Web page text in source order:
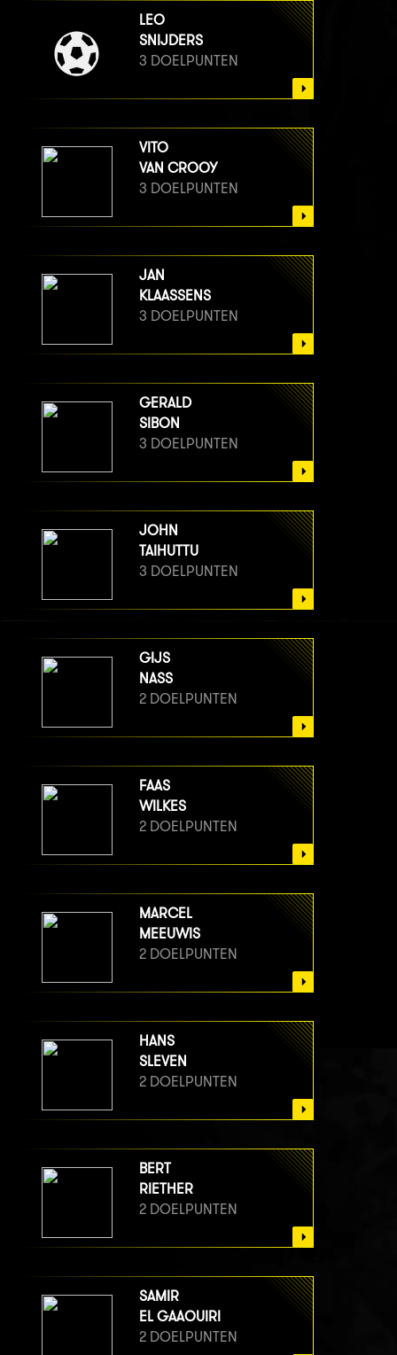
LEO
SNIJDERS
3 DOELPUNTEN
VITO
VAN CROOY
3 DOELPUNTEN
JAN
KLAASSENS
3 DOELPUNTEN
GERALD
SIBON
3 DOELPUNTEN
JOHN
TAIHUTTU
3 DOELPUNTEN
GIJS
NASS
2 DOELPUNTEN
FAAS
WILKES
2 DOELPUNTEN
MARCEL
MEEUWIS
2 DOELPUNTEN
HANS
SLEVEN
2 DOELPUNTEN
BERT
RIETHER
2 DOELPUNTEN
SAMIR
EL GAAOUIRI
2 DOELPUNTEN